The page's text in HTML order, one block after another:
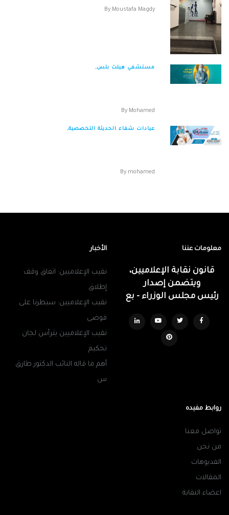
By Moustafa Magdy
مستشفي هيلث بلس,
By Mohamed
عيادات شفاء الحديثة التخصصية,
By mohamed
معلومات عننا
قانون نقابة الإعلاميين،
ويتضمن إصدار
رئيس مجلس الوزراء - بع
الأخبار
نقيب الإعلاميين: اتفاق وقف
إطلاق
نقيب الإعلاميين: سيطرنا على
فوضى
نقيب الإعلاميين يترأس لجان
تحكيم
أهم ما قاله النائب الدكتور طارق
س
روابط مفيده
تواصل معنا
من نحن
الفديوهات
المقالات
اعضاء النقابة